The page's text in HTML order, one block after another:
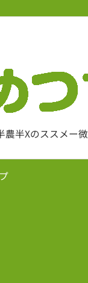
農半Xのススメー